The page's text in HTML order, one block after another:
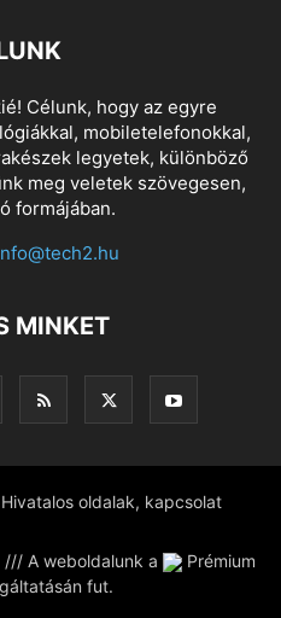
Célunk, hogy az egyre
mobiletelefonokkal,
legyetek, különböző
meg veletek szövegesen,
formájában.
MINKET
Hivatalos oldalak, kapcsolat
/// A weboldalunk a
Prémium
fut.